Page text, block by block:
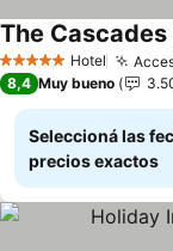
5 Estrellas Hotel
The
8,4 Muy bueno
Seleccioná las
precios exactos